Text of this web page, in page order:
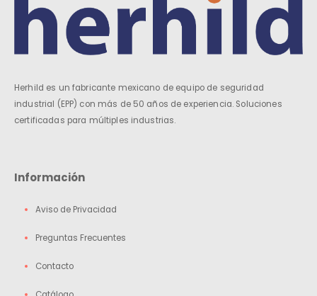
Herhild es un fabricante mexicano de equipo de seguridad
industrial (EPP) con más de 50 años de experiencia. Soluciones
certificadas para múltiples industrias.
Información
Aviso de Privacidad
Preguntas Frecuentes
Contacto